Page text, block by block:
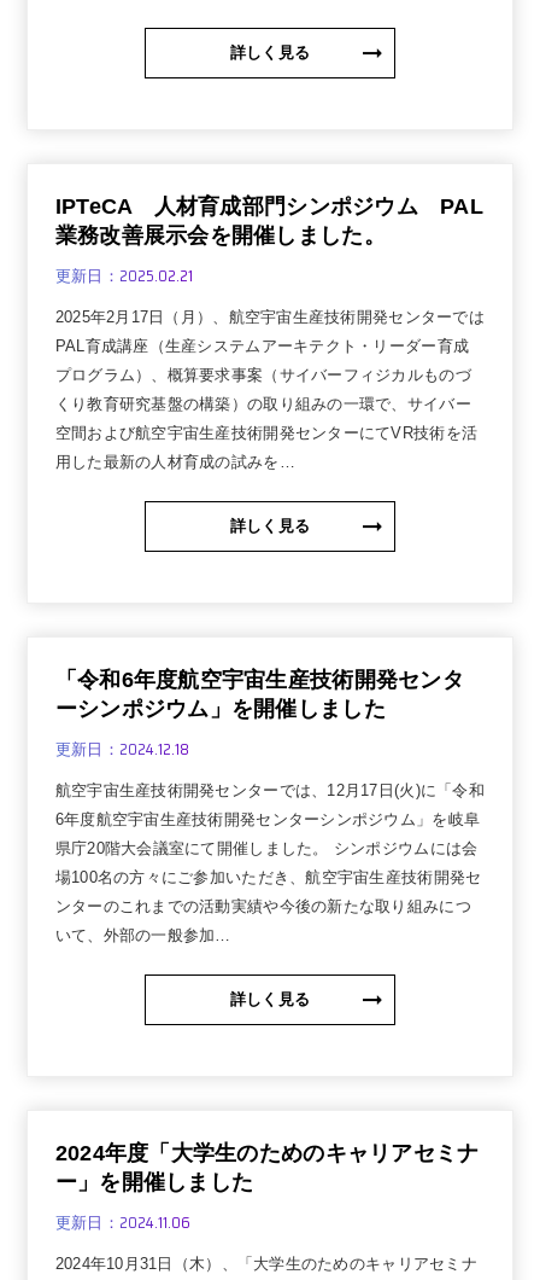
詳しく見る
IPTeCA 人材育成部門シンポジウム PAL
業務改善展示会を開催しました。
更新日： 2025.02.21
2025年2月17日（月）、航空宇宙生産技術開発センターでは
PAL育成講座（生産システムアーキテクト・リーダー育成
プログラム）、概算要求事案（サイバーフィジカルものづ
くり教育研究基盤の構築）の取り組みの一環で、サイバー
空間および航空宇宙生産技術開発センターにてVR技術を活
用した最新の人材育成の試みを…
詳しく見る
「令和6年度航空宇宙生産技術開発センタ
ーシンポジウム」を開催しました
更新日： 2024.12.18
航空宇宙生産技術開発センターでは、12月17日(火)に「令和
6年度航空宇宙生産技術開発センターシンポジウム」を岐阜
県庁20階大会議室にて開催しました。 シンポジウムには会
場100名の方々にご参加いただき、航空宇宙生産技術開発セ
ンターのこれまでの活動実績や今後の新たな取り組みにつ
いて、外部の一般参加…
詳しく見る
2024年度「大学生のためのキャリアセミナ
ー」を開催しました
更新日： 2024.11.06
2024年10月31日（木）、「大学生のためのキャリアセミナ